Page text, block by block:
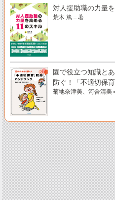
対人援助職の力量
荒木 篤＝著
園で役立つ知識と
防ぐ！「不適切保
菊地奈津美、河合清美